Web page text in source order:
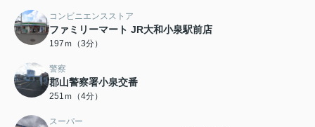
コンビニエンスストア
ファミリーマート JR大和小泉駅前店
197ｍ（3分）
警察
郡山警察署小泉交番
251ｍ（4分）
スーパー